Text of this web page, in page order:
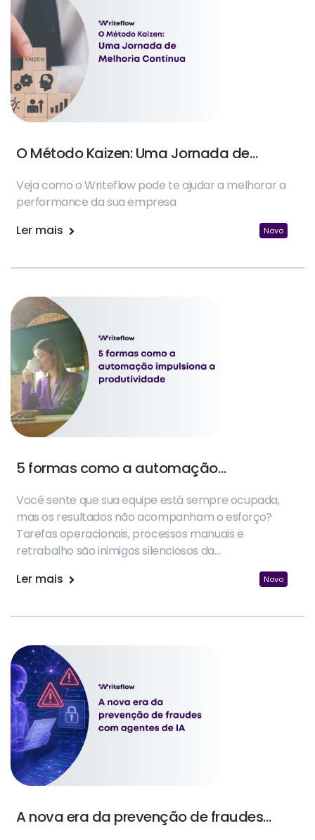
O Método Kaizen: Uma Jornada de
Veja como o Writeflow pode te ajudar a melhorar a
performance da sua empresa
Ler mais
Novo
5 formas como a automação
Você sente que sua equipe está sempre ocupada,
mas os resultados não acompanham o esforço?
Tarefas operacionais, processos manuais e
retrabalho são inimigos silenciosos da
Ler mais Novo
A nova era da prevenção de fraudes